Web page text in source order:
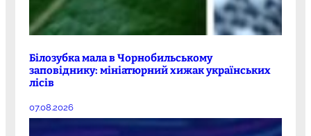
Білозубка мала в Чорнобильському
заповіднику: мініатюрний хижак українських
лісів
07.08.2026